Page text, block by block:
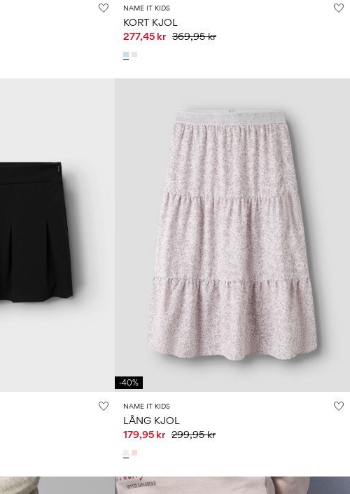
NAME IT KIDS
KORT KJOL
277,45 kr 369,95 kr
-40%
NAME IT KIDS
LÅNG KJOL
179,95 kr 299,95 kr